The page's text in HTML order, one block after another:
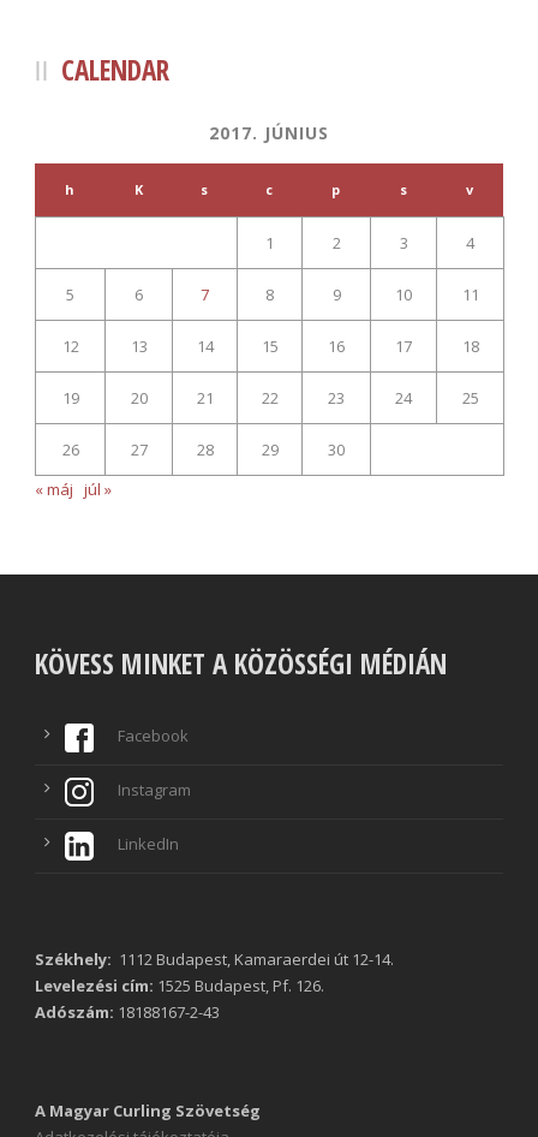
CALENDAR
2017. JÚNIUS
h K s c p s v
1 2 3 4
5 6 7 8 9 10 11
12 13 14 15 16 17 18
19 20 21 22 23 24 25
26 27 28 29
30
« máj júl »
KÖVESS MINKET A KÖZÖSSÉGI MÉDIÁN
Facebook
Instagram
LinkedIn
Székhely: 1112 Budapest, Kamaraerdei út 12-14.
Levelezési cím: 1525 Budapest, Pf. 126.
Adószám: 18188167-2-43
A Magyar Curling Szövetség